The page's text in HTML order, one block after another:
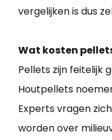
vergelijken is dus
Wat kosten
Pellets zijn feitelijk
Houtpellets
Experts vragen
worden over